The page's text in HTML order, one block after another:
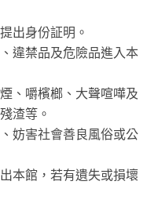
出身份証明。
違禁品及危險品進入本
、嚼檳榔、大聲喧嘩及
渣等。
妨害社會善良風俗或公
本館，若有遺失或損壞